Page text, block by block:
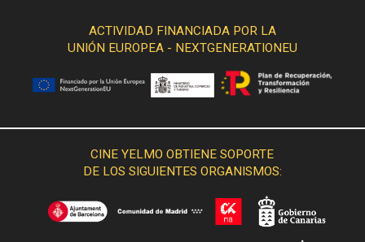
ACTIVIDAD FINANCIADA POR LA
UNIÓN EUROPEA - NEXTGENERATIONEU
CINE YELMO OBTIENE SOPORTE
DE LOS SIGUIENTES ORGANISMOS: